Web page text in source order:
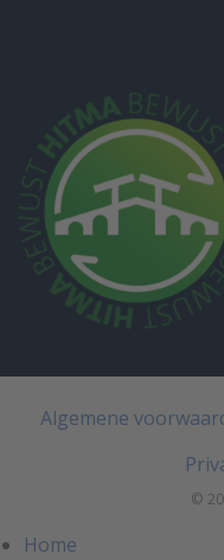
Algemene
©
Home